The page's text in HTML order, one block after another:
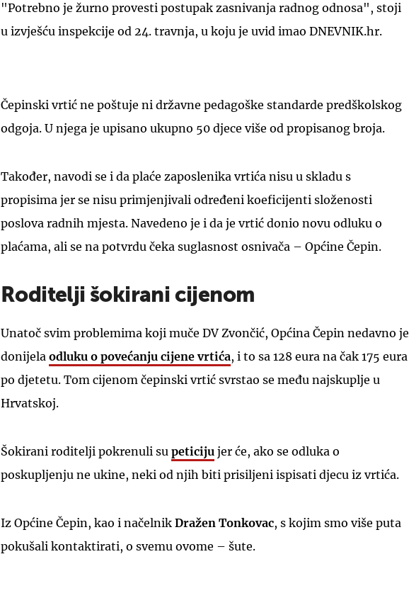
"Potrebno je žurno provesti postupak zasnivanja radnog odnosa", stoji
u izvješću inspekcije od 24. travnja, u koju je uvid imao DNEVNIK.hr.
Čepinski vrtić ne poštuje ni državne pedagoške standarde predškolskog
odgoja. U njega je upisano ukupno 50 djece više od propisanog broja.
Također, navodi se i da plaće zaposlenika vrtića nisu u skladu s
propisima jer se nisu primjenjivali određeni koeficijenti složenosti
poslova radnih mjesta. Navedeno je i da je vrtić donio novu odluku o
plaćama, ali se na potvrdu čeka suglasnost osnivača – Općine Čepin.
Roditelji šokirani cijenom
Unatoč svim problemima koji muče DV Zvončić, Općina Čepin nedavno je
donijela odluku o povećanju cijene vrtića, i to sa 128 eura na čak 175 eura
po djetetu. Tom cijenom čepinski vrtić svrstao se među najskuplje u
Hrvatskoj.
Šokirani roditelji pokrenuli su peticiju jer će, ako se odluka o
poskupljenju ne ukine, neki od njih biti prisiljeni ispisati djecu iz vrtića.
Iz Općine Čepin, kao i načelnik Dražen Tonkovac, s kojim smo više puta
pokušali kontaktirati, o svemu ovome – šute.
UKLJUČITE NOTIFIKACIJE